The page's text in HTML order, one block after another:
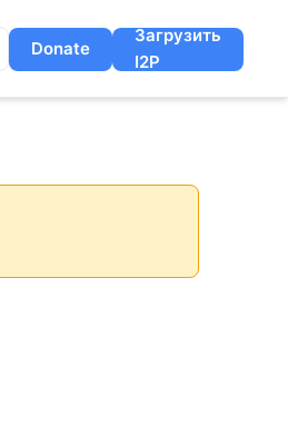
Donate
Загрузить
I2P